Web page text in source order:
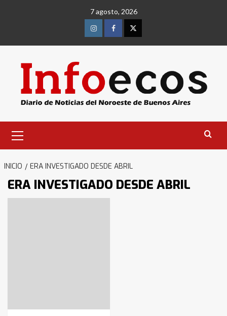
7 agosto, 2026
InstagramFacebookTwitter
primario
INICIO ERA INVESTIGADO DESDE ABRIL
ERA INVESTIGADO DESDE ABRIL